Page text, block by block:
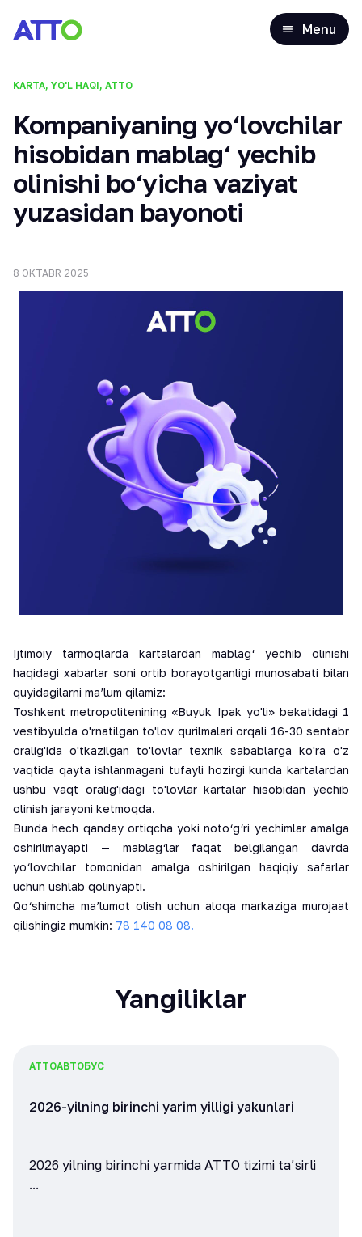
Menu
KARTA, YO'L HAQI, АТТО
Kompaniyaning yo‘lovchilar
hisobidan mablag‘ yechib
olinishi bo‘yicha vaziyat
yuzasidan bayonoti
8 OKTABR 2025
Ijtimoiy tarmoqlarda kartalardan mablag‘ yechib olinishi
haqidagi xabarlar soni ortib borayotganligi munosabati bilan
quyidagilarni ma’lum qilamiz:
Toshkent metropolitenining «Buyuk Ipak yo'li» bekatidagi 1
vestibyulda o'rnatilgan to'lov qurilmalari orqali 16-30 sentabr
oralig'ida o'tkazilgan to'lovlar texnik sabablarga ko'ra o'z
vaqtida qayta ishlanmagani tufayli hozirgi kunda kartalardan
ushbu vaqt oralig'idagi to'lovlar kartalar hisobidan yechib
olinish jarayoni ketmoqda.
Bunda hech qanday ortiqcha yoki noto‘g‘ri yechimlar amalga
oshirilmayapti — mablag‘lar faqat belgilangan davrda
yo‘lovchilar tomonidan amalga oshirilgan haqiqiy safarlar
uchun ushlab qolinyapti.
Qo‘shimcha ma’lumot olish uchun aloqa markaziga murojaat
qilishingiz mumkin: 78 140 08 08.
Yangiliklar
АТТОАВТОБУС
2026-yilning birinchi yarim yilligi yakunlari
2026 yilning birinchi yarmida ATTO tizimi ta’sirli
...